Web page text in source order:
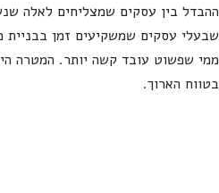
ההבדל בין עסקים שמצליחים לאלה
שבעלי עסקים שמשקיעים זמן בבניית
ממי שפשוט עובד קשה יותר. המטרה
בטווח הארוך.